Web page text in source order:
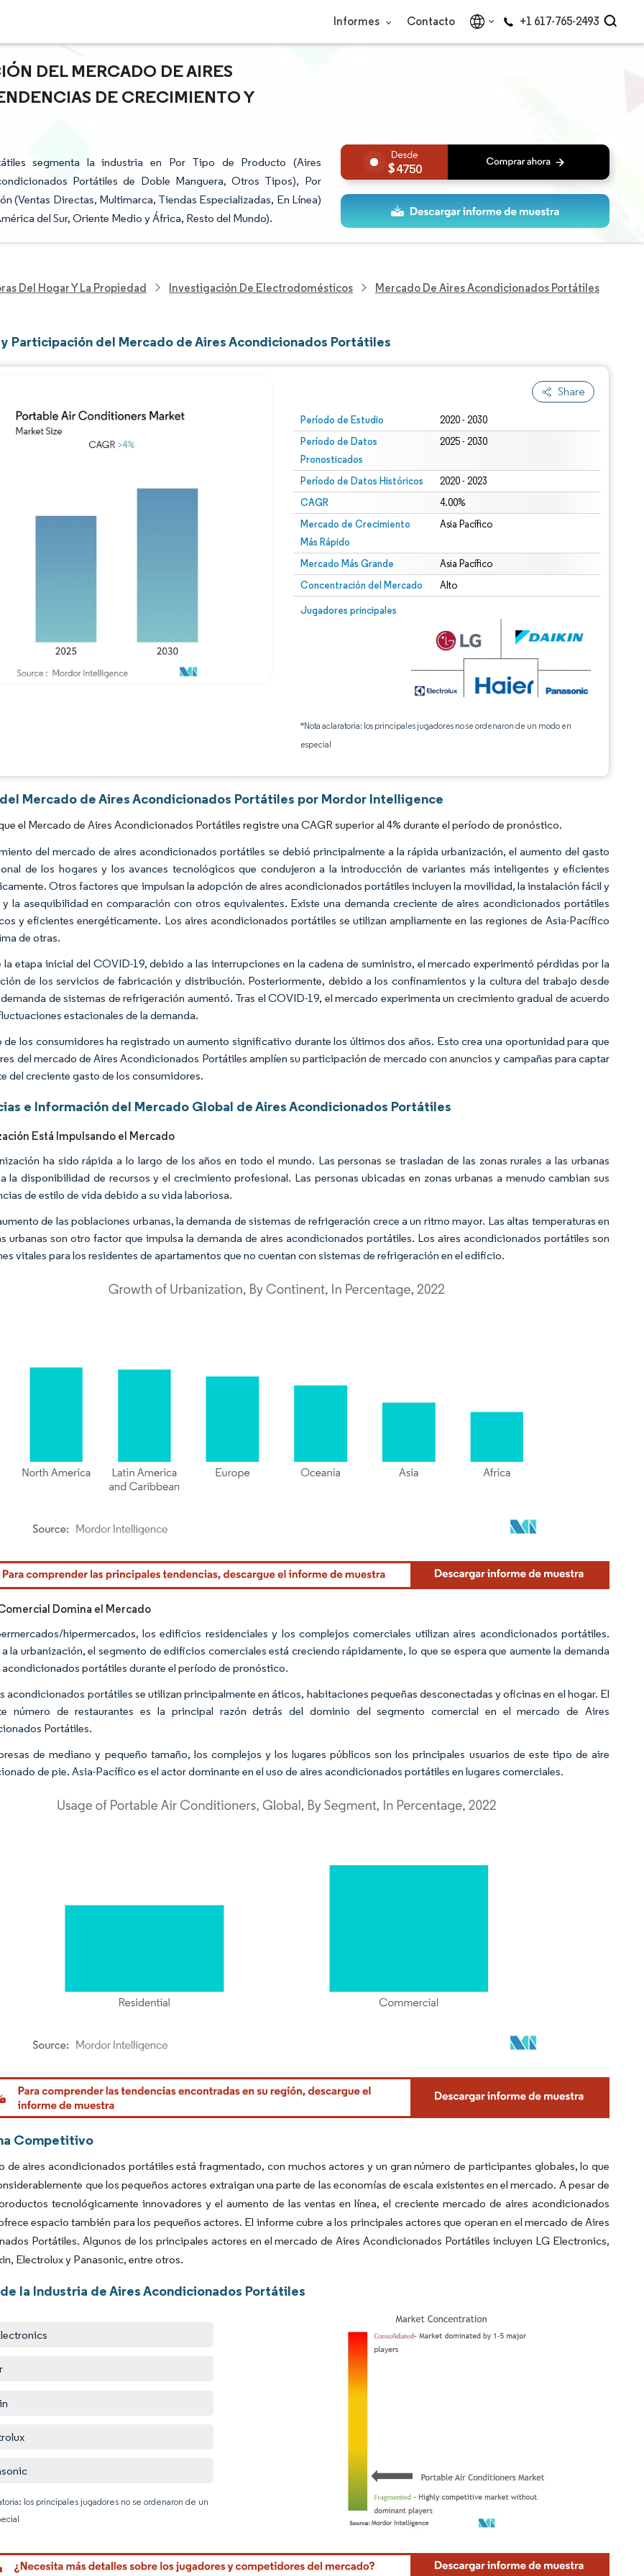
Informes Contacto +1 617-765-2493
DEL MERCADO DE AIRES
DE CRECIMIENTO Y
segmenta la industria en Por Tipo de Producto (Aires
Portátiles de Doble Manguera, Otros Tipos), Por
(Ventas Directas, Multimarca, Tiendas Especializadas, En Línea)
del Sur, Oriente Medio y África, Resto del Mundo).
4750
Del Hogar Y La Propiedad Investigación De Electrodomésticos Mercado De Aires Acondicionados Portátiles
y Participación del Mercado de Aires Acondicionados Portátiles
Share
Período de Estudio 2020 - 2030
Período de Datos
Pronosticados
2025 - 2030
Período de Datos Históricos 2020 - 2023
CAGR 4.00%
Mercado de Crecimiento
Más Rápido
Asia Pacífico
Mercado Más Grande Asia Pacífico
Concentración del Mercado Alto
Jugadores principales
*Nota aclaratoria: los principales jugadores no se ordenaron de un modo en
especial
Mercado de Aires Acondicionados Portátiles por Mordor Intelligence
el Mercado de Aires Acondicionados Portátiles registre una CAGR superior al 4% durante el período de pronóstico.
del mercado de aires acondicionados portátiles se debió principalmente a la rápida urbanización, el aumento del gasto
de los hogares y los avances tecnológicos que condujeron a la introducción de variantes más inteligentes y eficientes
Otros factores que impulsan la adopción de aires acondicionados portátiles incluyen la movilidad, la instalación fácil y
y la asequibilidad en comparación con otros equivalentes. Existe una demanda creciente de aires acondicionados portátiles
y eficientes energéticamente. Los aires acondicionados portátiles se utilizan ampliamente en las regiones de Asia-Pacífico
de otras.
la etapa inicial del COVID-19, debido a las interrupciones en la cadena de suministro, el mercado experimentó pérdidas por la
de los servicios de fabricación y distribución. Posteriormente, debido a los confinamientos y la cultura del trabajo desde
de sistemas de refrigeración aumentó. Tras el COVID-19, el mercado experimenta un crecimiento gradual de acuerdo
estacionales de la demanda.
de los consumidores ha registrado un aumento significativo durante los últimos dos años. Esto crea una oportunidad para que
del mercado de Aires Acondicionados Portátiles amplíen su participación de mercado con anuncios y campañas para captar
del creciente gasto de los consumidores.
e Información del Mercado Global de Aires Acondicionados Portátiles
Está Impulsando el Mercado
ha sido rápida a lo largo de los años en todo el mundo. Las personas se trasladan de las zonas rurales a las urbanas
la disponibilidad de recursos y el crecimiento profesional. Las personas ubicadas en zonas urbanas a menudo cambian sus
de estilo de vida debido a su vida laboriosa.
de las poblaciones urbanas, la demanda de sistemas de refrigeración crece a un ritmo mayor. Las altas temperaturas en
urbanas son otro factor que impulsa la demanda de aires acondicionados portátiles. Los aires acondicionados portátiles son
vitales para los residentes de apartamentos que no cuentan con sistemas de refrigeración en el edificio.
Intelligence. El uso requiere atribución según CC BY 4.0.
Domina el Mercado
hipermercados, los edificios residenciales y los complejos comerciales utilizan aires acondicionados portátiles.
la urbanización, el segmento de edificios comerciales está creciendo rápidamente, lo que se espera que aumente la demanda
acondicionados portátiles durante el período de pronóstico.
acondicionados portátiles se utilizan principalmente en áticos, habitaciones pequeñas desconectadas y oficinas en el hogar. El
número de restaurantes es la principal razón detrás del dominio del segmento comercial en el mercado de Aires
Portátiles.
de mediano y pequeño tamaño, los complejos y los lugares públicos son los principales usuarios de este tipo de aire
de pie. Asia-Pacífico es el actor dominante en el uso de aires acondicionados portátiles en lugares comerciales.
Intelligence. El uso requiere atribución según CC BY 4.0.
Competitivo
de aires acondicionados portátiles está fragmentado, con muchos actores y un gran número de participantes globales, lo que
que los pequeños actores extraigan una parte de las economías de escala existentes en el mercado. A pesar de
tecnológicamente innovadores y el aumento de las ventas en línea, el creciente mercado de aires acondicionados
espacio también para los pequeños actores. El informe cubre a los principales actores que operan en el mercado de Aires
Portátiles. Algunos de los principales actores en el mercado de Aires Acondicionados Portátiles incluyen LG Electronics,
Electrolux y Panasonic, entre otros.
la Industria de Aires Acondicionados Portátiles
los principales jugadores no se ordenaron de un
Imagen © Mordor Intelligence. El uso requiere atribución según CC BY 4.0.